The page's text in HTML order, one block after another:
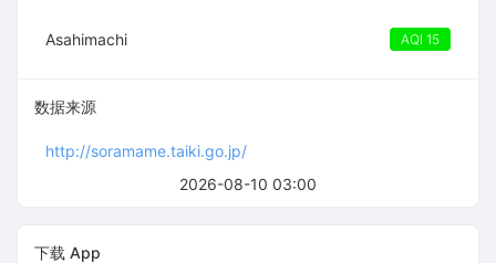
2026-08-10 03:00
Asahimachi AQI 15
数据来源
http://soramame.taiki.go.jp/
下载 App